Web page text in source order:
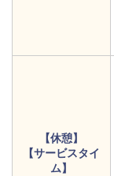
【休憩】
【サービスタイ
ム】